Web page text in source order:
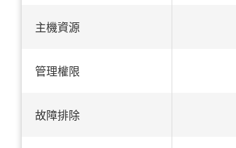
主機資源
管理權限
故障排除